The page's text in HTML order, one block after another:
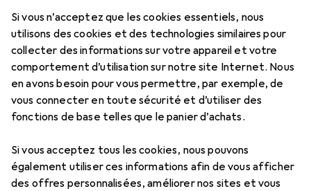
Si vous n’acceptez que les cookies essentiels, nous
utilisons des cookies et des technologies similaires pour
collecter des informations sur votre appareil et votre
comportement d’utilisation sur notre site Internet. Nous
en avons besoin pour vous permettre, par exemple, de
vous connecter en toute sécurité et d’utiliser des
fonctions de base telles que le panier d’achats.
Si vous acceptez tous les cookies, nous pouvons
également utiliser ces informations afin de vous afficher
des offres personnalisées, améliorer nos sites et vous
Chaussures de cyclisme
ProduitsForum